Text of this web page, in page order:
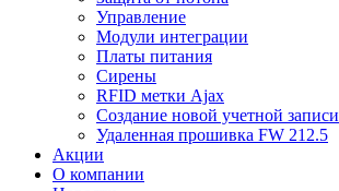
Управление
Модули интеграции
Платы питания
Сирены
RFID метки Ajax
Создание новой учетной записи
Удаленная прошивка FW 212.5
Акции
О компании